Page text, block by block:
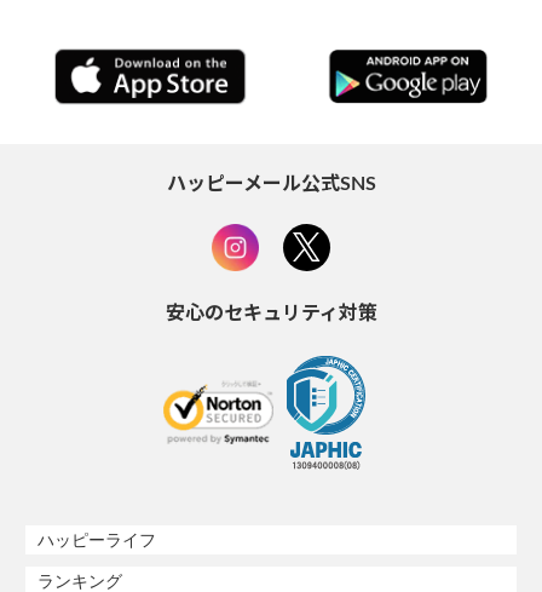
ハッピーメール公式SNS
安心のセキュリティ対策
ハッピーライフ
ランキング